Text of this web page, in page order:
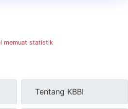
memuat statistik
Tentang KBBI